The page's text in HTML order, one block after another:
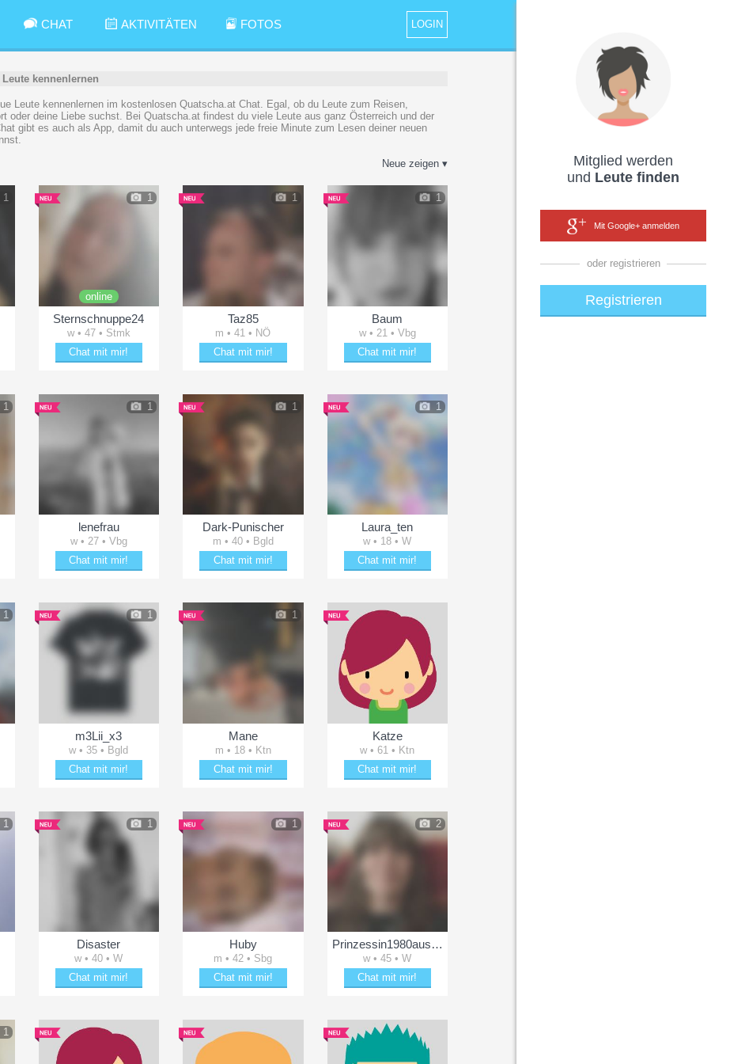
Mitglied werden
und Leute finden
Mit Google+ anmelden
oder registrieren
Registrieren
LOGIN
CHAT AKTIVITÄTEN FOTOS
Leute kennenlernen
Leute kennenlernen im kostenlosen Quatscha.at Chat. Egal, ob du Leute zum Reisen,
oder deine Liebe suchst. Bei Quatscha.at findest du viele Leute aus ganz Österreich und der
gibt es auch als App, damit du auch unterwegs jede freie Minute zum Lesen deiner neuen
Neue zeigen ▾
1 1
online
Sternschnuppe24
w • 47 • Stmk
Chat mit mir!
1
Taz85
m • 41 • NÖ
Chat mit mir!
1
Baum
w • 21 • Vbg
Chat mit mir!
1 1
lenefrau
w • 27 • Vbg
Chat mit mir!
1
Dark-Punischer
m • 40 • Bgld
Chat mit mir!
1
Laura_ten
w • 18 • W
Chat mit mir!
1 1
m3Lii_x3
w • 35 • Bgld
Chat mit mir!
1
Mane
m • 18 • Ktn
Chat mit mir!
Katze
w • 61 • Ktn
Chat mit mir!
1 1
Disaster
w • 40 • W
Chat mit mir!
1
Huby
m • 42 • Sbg
Chat mit mir!
2
Prinzessin1980ausWien
w • 45 • W
Chat mit mir!
1